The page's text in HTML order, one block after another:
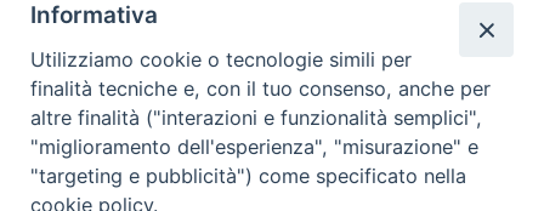
Redazione
Scrivici
Informativa
Utilizziamo cookie o tecnologie simili per
finalità tecniche e, con il tuo consenso, anche per
altre finalità ("interazioni e funzionalità semplici",
"miglioramento dell'esperienza", "misurazione" e
"targeting e pubblicità") come specificato nella
cookie policy.